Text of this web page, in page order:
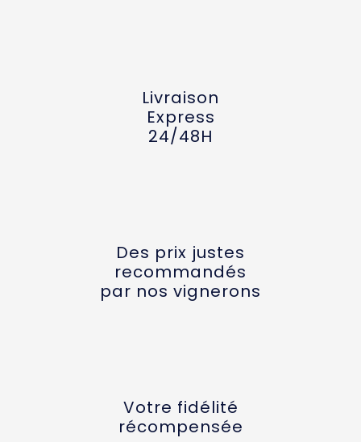
Livraison
Express
24/48H
Des prix justes
recommandés
par nos vignerons
Votre fidélité
récompensée